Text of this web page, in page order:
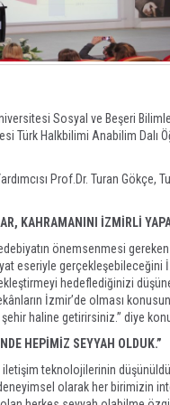
Sosyal ve Beşeri
Türk Halkbilimi Anabilim Dalı
Prof.Dr. Turan
KAHRAMANINI İZMİRLİ
önemsenmesi
eseriyle
hedeflediğinizi
İzmir’de olması
haline getirirsiniz.” diye
HEPİMİZ SEYYAH OLDUK.”
teknolojilerinin
olarak her birimizin